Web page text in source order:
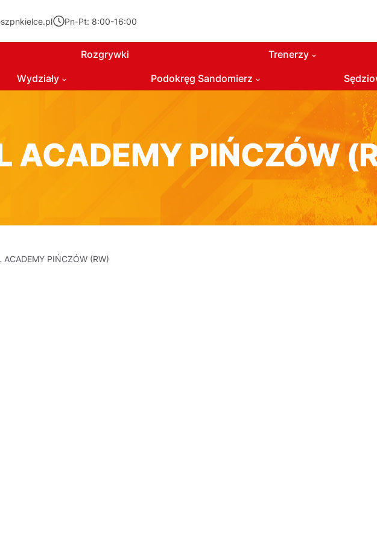
Pn-Pt: 8:00-16:00
Wydziały
Rozgrywki
Podokręg Sandomierz
Trenerzy
ACADEMY PIŃCZÓW
ACADEMY PIŃCZÓW (RW)